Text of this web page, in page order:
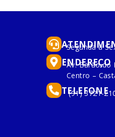
Segunda à
ENDEREÇO
Av. Barão do
Centro –
TELEFONE
(91) 3721-